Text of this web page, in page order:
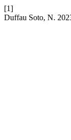
[1]
Duffau Soto, N.